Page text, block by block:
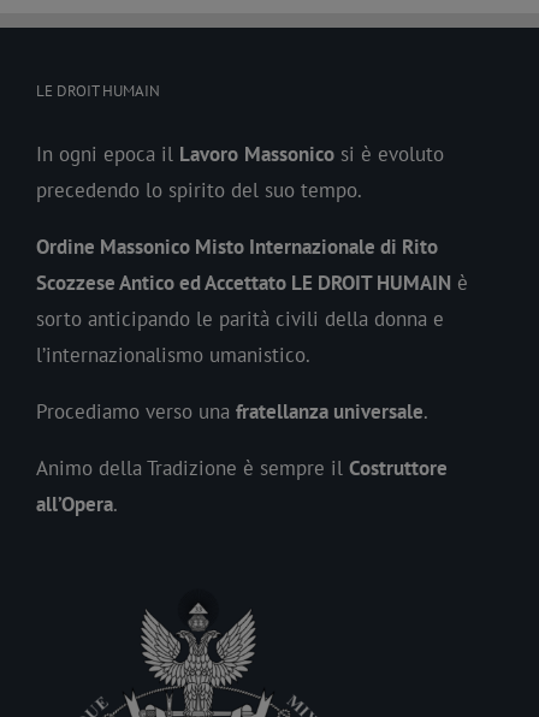
LE DROIT HUMAIN
In ogni epoca il Lavoro Massonico si è evoluto
precedendo lo spirito del suo tempo.
Ordine Massonico Misto Internazionale di Rito
Scozzese Antico ed Accettato LE DROIT HUMAIN è
sorto anticipando le parità civili della donna e
l’internazionalismo umanistico.
Procediamo verso una fratellanza universale.
Animo della Tradizione è sempre il Costruttore
all’Opera.